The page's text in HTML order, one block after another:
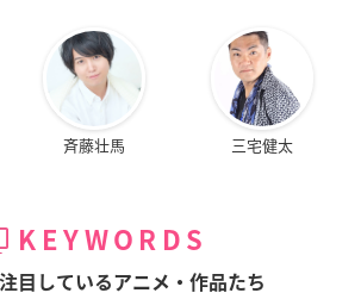
斉藤壮馬 三宅健太
KEYWORDS
目しているアニメ・作品たち